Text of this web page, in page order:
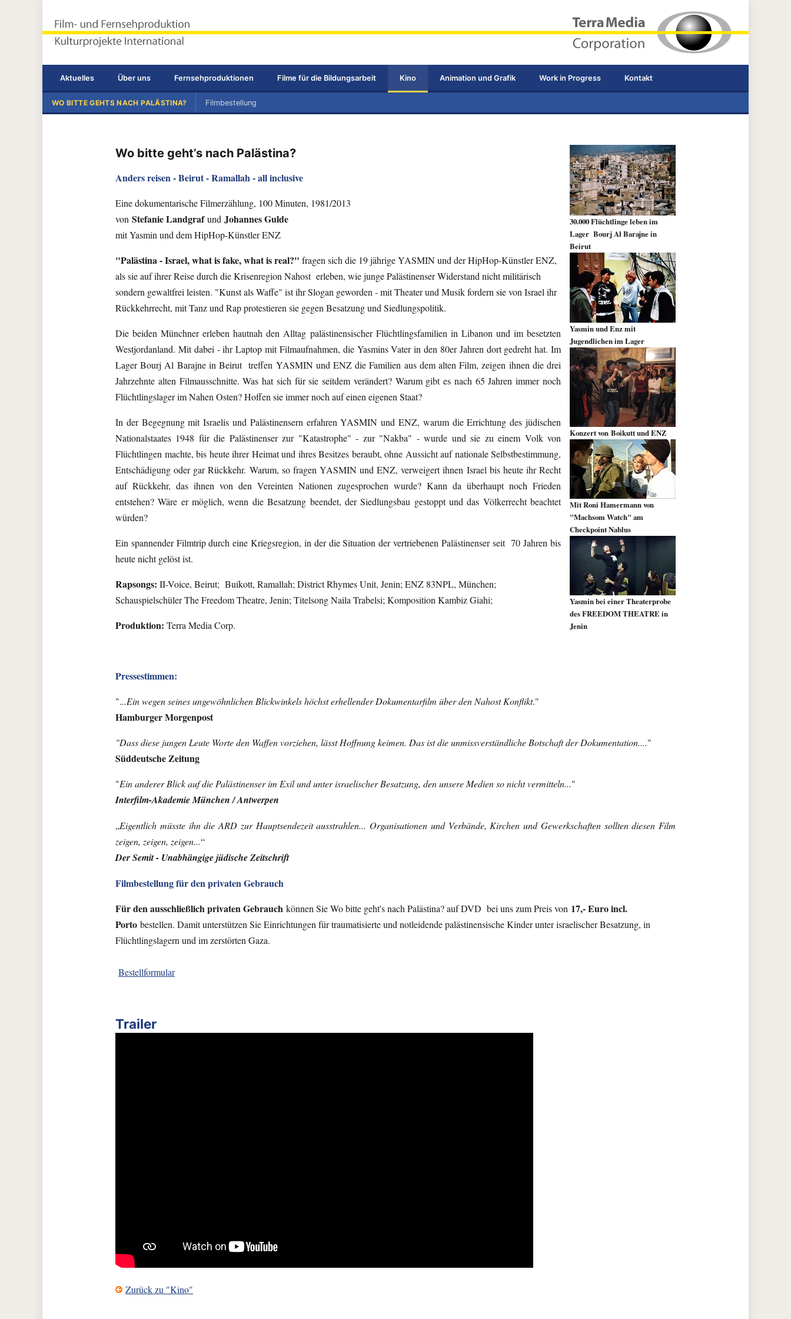
Aktuelles Über uns Fernsehproduktionen Filme für die Bildungsarbeit Kino Animation und Grafik Work in Progress Kontakt
WO BITTE GEHTS NACH PALÄSTINA? Filmbestellung
30.000 Flüchtlinge leben im
Lager Bourj Al Barajne in
Beirut
Yasmin und Enz mit
Jugendlichen im Lager
Konzert von Boikutt und ENZ
Mit Roni Hamermann von
"Machsom Watch" am
Checkpoint Nablus
Yasmin bei einer Theaterprobe
des FREEDOM THEATRE in
Jenin
Wo bitte geht’s nach Palästina?
Anders reisen - Beirut - Ramallah - all inclusive
Eine dokumentarische Filmerzählung, 100 Minuten, 1981/2013
von Stefanie Landgrafund Johannes Gulde
mit Yasmin und dem HipHop-Künstler ENZ
"Palästina - Israel, what is fake, what is real?" fragen sich die 19 jährige YASMIN und der HipHop-Künstler ENZ,
als sie auf ihrer Reise durch die Krisenregion Nahost erleben, wie junge Palästinenser Widerstand nicht militärisch
sondern gewaltfrei leisten. "Kunst als Waffe" ist ihr Slogan geworden - mit Theater und Musik fordern sie von Israel ihr
Rückkehrrecht, mit Tanz und Rap protestieren sie gegen Besatzung und Siedlungspolitik.
Die beiden Münchner erleben hautnah den Alltag palästinensischer Flüchtlingsfamilien in Libanon und im besetzten
Westjordanland. Mit dabei - ihr Laptop mit Filmaufnahmen, die Yasmins Vater in den 80er Jahren dort gedreht hat. Im
Lager Bourj Al Barajne in Beirut treffen YASMIN und ENZ die Familien aus dem alten Film, zeigen ihnen die drei
Jahrzehnte alten Filmausschnitte. Was hat sich für sie seitdem verändert? Warum gibt es nach 65 Jahren immer noch
Flüchtlingslager im Nahen Osten? Hoffen sie immer noch auf einen eigenen Staat?
In der Begegnung mit Israelis und Palästinensern erfahren YASMIN und ENZ, warum die Errichtung des jüdischen
Nationalstaates 1948 für die Palästinenser zur "Katastrophe" - zur "Nakba" - wurde und sie zu einem Volk von
Flüchtlingen machte, bis heute ihrer Heimat und ihres Besitzes beraubt, ohne Aussicht auf nationale Selbstbestimmung,
Entschädigung oder gar Rückkehr. Warum, so fragen YASMIN und ENZ, verweigert ihnen Israel bis heute ihr Recht
auf Rückkehr, das ihnen von den Vereinten Nationen zugesprochen wurde? Kann da überhaupt noch Frieden
entstehen? Wäre er möglich, wenn die Besatzung beendet, der Siedlungsbau gestoppt und das Völkerrecht beachtet
würden?
Ein spannender Filmtrip durch eine Kriegsregion, in der die Situation der vertriebenen Palästinenser seit 70 Jahren bis
heute nicht gelöst ist.
Rapsongs: II-Voice, Beirut; Buikott, Ramallah; District Rhymes Unit, Jenin; ENZ 83NPL, München;
Schauspielschüler The Freedom Theatre, Jenin; Titelsong Naila Trabelsi; Komposition Kambiz Giahi;
Produktion: Terra Media Corp.
Pressestimmen:
"...Ein wegen seines ungewöhnlichen Blickwinkels höchst erhellender Dokumentarfilm über den Nahost Konflikt."
Hamburger Morgenpost
"Dass diese jungen Leute Worte den Waffen vorziehen, lässt Hoffnung keimen. Das ist die unmissverständliche Botschaft der Dokumentation...."
Süddeutsche Zeitung
"Ein anderer Blick auf die Palästinenser im Exil und unter israelischer Besatzung, den unsere Medien so nicht vermitteln..."
Interfilm-Akademie München / Antwerpen
„Eigentlich müsste ihn die ARD zur Hauptsendezeit ausstrahlen... Organisationen und Verbände, Kirchen und Gewerkschaften sollten diesen Film
zeigen, zeigen, zeigen...“
Der Semit - Unabhängige jüdische Zeitschrift
Filmbestellung für den privaten Gebrauch
Für den ausschließlich privaten Gebrauch können Sie Wo bitte geht's nach Palästina? auf DVD bei uns zum Preis von 17,- Euro incl.
Porto bestellen. Damit unterstützen Sie Einrichtungen für traumatisierte und notleidende palästinensische Kinder unter israelischer Besatzung, in
Flüchtlingslagern und im zerstörten Gaza.
Bestellformular
Trailer
Zurück zu "Kino"